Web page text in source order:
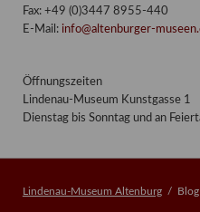
Fax: +49 (0)3447 8955-440
E-Mail: info@altenburger-
Öffnungszeiten
Lindenau-Museum Kunstgasse 1
Dienstag bis Sonntag und an
Lindenau-Museum Altenburg Blog